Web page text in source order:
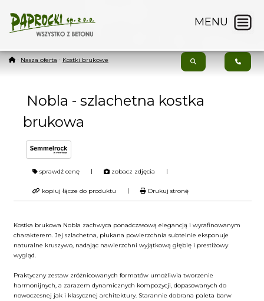
MENU
⋅ Nasza oferta ⋅ Kostki brukowe
Nobla - szlachetna kostka
brukowa
sprawdź cenę | zobacz zdjęcia |
kopiuj łącze do produktu | Drukuj stronę
Kostka brukowa Nobla zachwyca ponadczasową elegancją i wyrafinowanym
charakterem. Jej szlachetna, płukana powierzchnia subtelnie eksponuje
naturalne kruszywo, nadając nawierzchni wyjątkową głębię i prestiżowy
wygląd.
Praktyczny zestaw zróżnicowanych formatów umożliwia tworzenie
harmonijnych, a zarazem dynamicznych kompozycji, dopasowanych do
nowoczesnej jak i klasycznej architektury. Starannie dobrana paleta barw